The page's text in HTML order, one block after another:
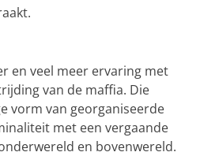
en veel meer ervaring met
van de maffia. Die
vorm van georganiseerde
met een vergaande
en bovenwereld.